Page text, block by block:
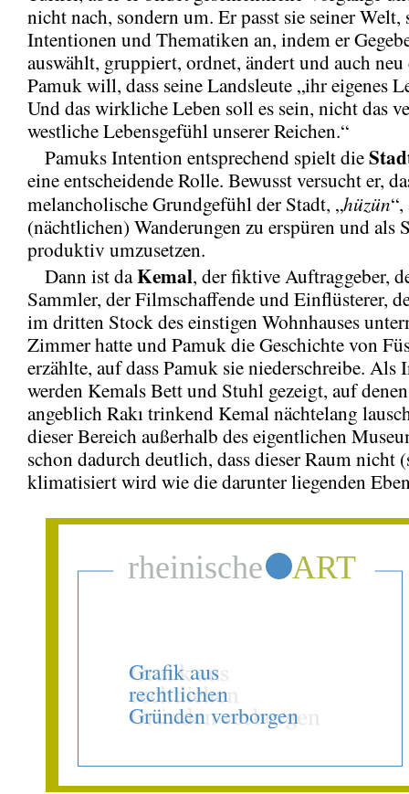
nicht nach, sondern um. Er passt sie seiner Welt,
Intentionen und Thematiken an, indem er
auswählt, gruppiert, ordnet, ändert und auch
Pamuk will, dass seine Landsleute „ihr eigenes
Und das wirkliche Leben soll es sein, nicht das
westliche Lebensgefühl unserer Reichen.“
Pamuks Intention entsprechend spielt die
eine entscheidende Rolle. Bewusst versucht er,
melancholische Grundgefühl der Stadt, „hüzün
(nächtlichen) Wanderungen zu erspüren und als
produktiv umzusetzen.
Dann ist daKemal, der fiktive Auftraggeber,
Sammler, der Filmschaffende und Einflüsterer,
im dritten Stock des einstigen Wohnhauses
Zimmer hatte und Pamuk die Geschichte von
erzählte, auf dass Pamuk sie niederschreibe. Als
werden Kemals Bett und Stuhl gezeigt, auf
angeblich Rakı trinkend Kemal nächtelang
dieser Bereich außerhalb des eigentlichen
schon dadurch deutlich, dass dieser Raum nicht
klimatisiert wird wie die darunter liegenden